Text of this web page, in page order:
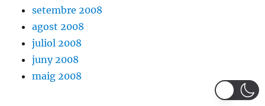
setembre 2008
agost 2008
juliol 2008
juny 2008
maig 2008